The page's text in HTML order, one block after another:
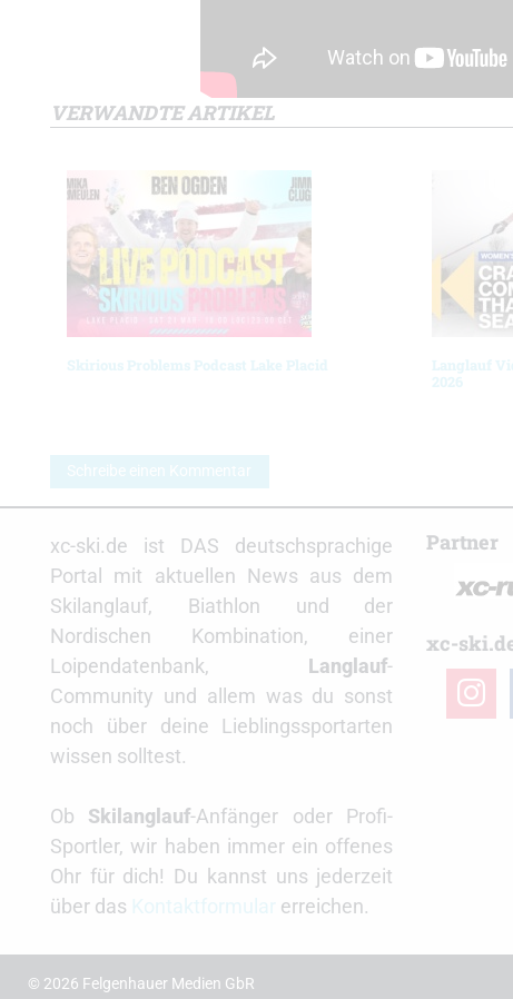
VERWANDTE ARTIKEL
Skirious Problems Podcast Lake Placid
Langlauf
2026
Schreibe einen Kommentar
xc-ski.de ist DAS deutschsprachige
Portal mit aktuellen News aus dem
Skilanglauf, Biathlon und der
Nordischen Kombination, einer
Loipendatenbank, Langlauf-
Community und allem was du sonst
noch über deine Lieblingssportarten
wissen solltest.
Ob Skilanglauf-Anfänger oder Profi-
Sportler, wir haben immer ein offenes
Ohr für dich! Du kannst uns jederzeit
über das
erreichen.
Partner
xc-
© 2026 Felgenhauer Medien GbR